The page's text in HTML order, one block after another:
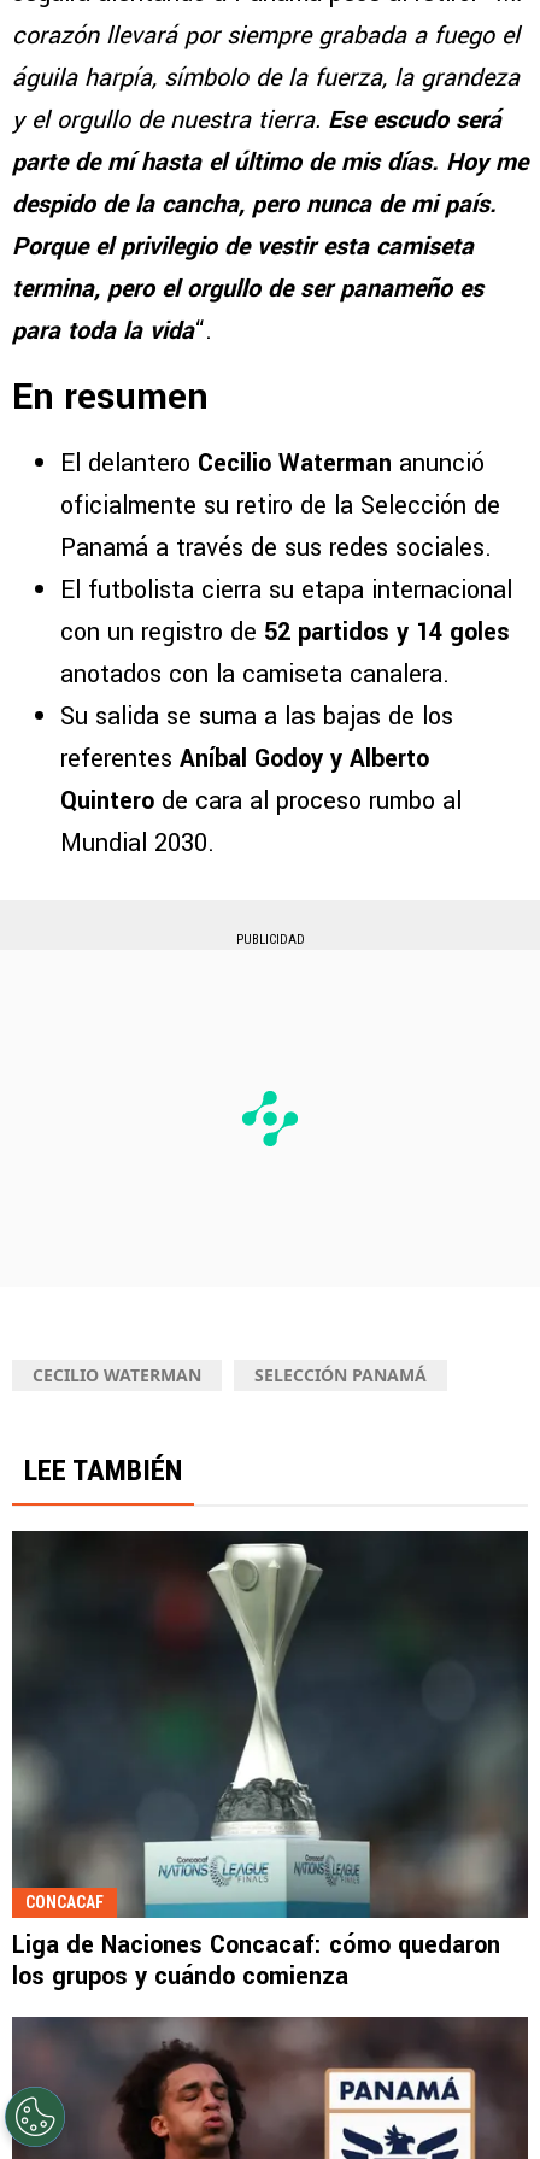
corazón llevará por siempre grabada a fuego el
águila harpía, símbolo de la fuerza, la grandeza
y el orgullo de nuestra tierra. Ese escudo será
parte de mí hasta el último de mis días. Hoy me
despido de la cancha, pero nunca de mi país.
Porque el privilegio de vestir esta camiseta
termina, pero el orgullo de ser panameño es
para toda la vida“.
En resumen
El delantero Cecilio Waterman anunció
oficialmente su retiro de la Selección de
Panamá a través de sus redes sociales.
El futbolista cierra su etapa internacional
con un registro de 52 partidos y 14 goles
anotados con la camiseta canalera.
Su salida se suma a las bajas de los
referentes Aníbal Godoy y Alberto
Quintero de cara al proceso rumbo al
Mundial 2030.
PUBLICIDAD
CECILIO WATERMAN SELECCIÓN PANAMÁ
LEE TAMBIÉN
CONCACAF
Liga de Naciones Concacaf: cómo quedaron
los grupos y cuándo comienza